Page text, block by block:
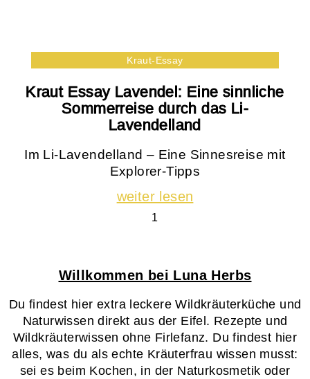
Kraut-Essay
Kraut Essay Lavendel: Eine sinnliche
Sommerreise durch das Li-
Lavendelland
Im Li-Lavendelland – Eine Sinnesreise mit
Explorer-Tipps
weiter lesen
Willkommen bei Luna Herbs
Du findest hier extra leckere Wildkräuterküche und
Naturwissen direkt aus der Eifel. Rezepte und
Wildkräuterwissen ohne Firlefanz. Du findest hier
alles, was du als echte Kräuterfrau wissen musst:
sei es beim Kochen, in der Naturkosmetik oder